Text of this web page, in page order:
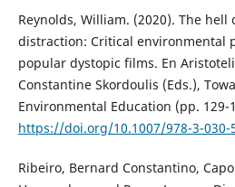
Reynolds, William. (2020). The
distraction: Critical environmental
popular dystopic films. En
Constantine Skordoulis (Eds.),
Environmental Education (pp. 129-
https://doi.org/10.1007/978-3-030-
Ribeiro, Bernard Constantino,